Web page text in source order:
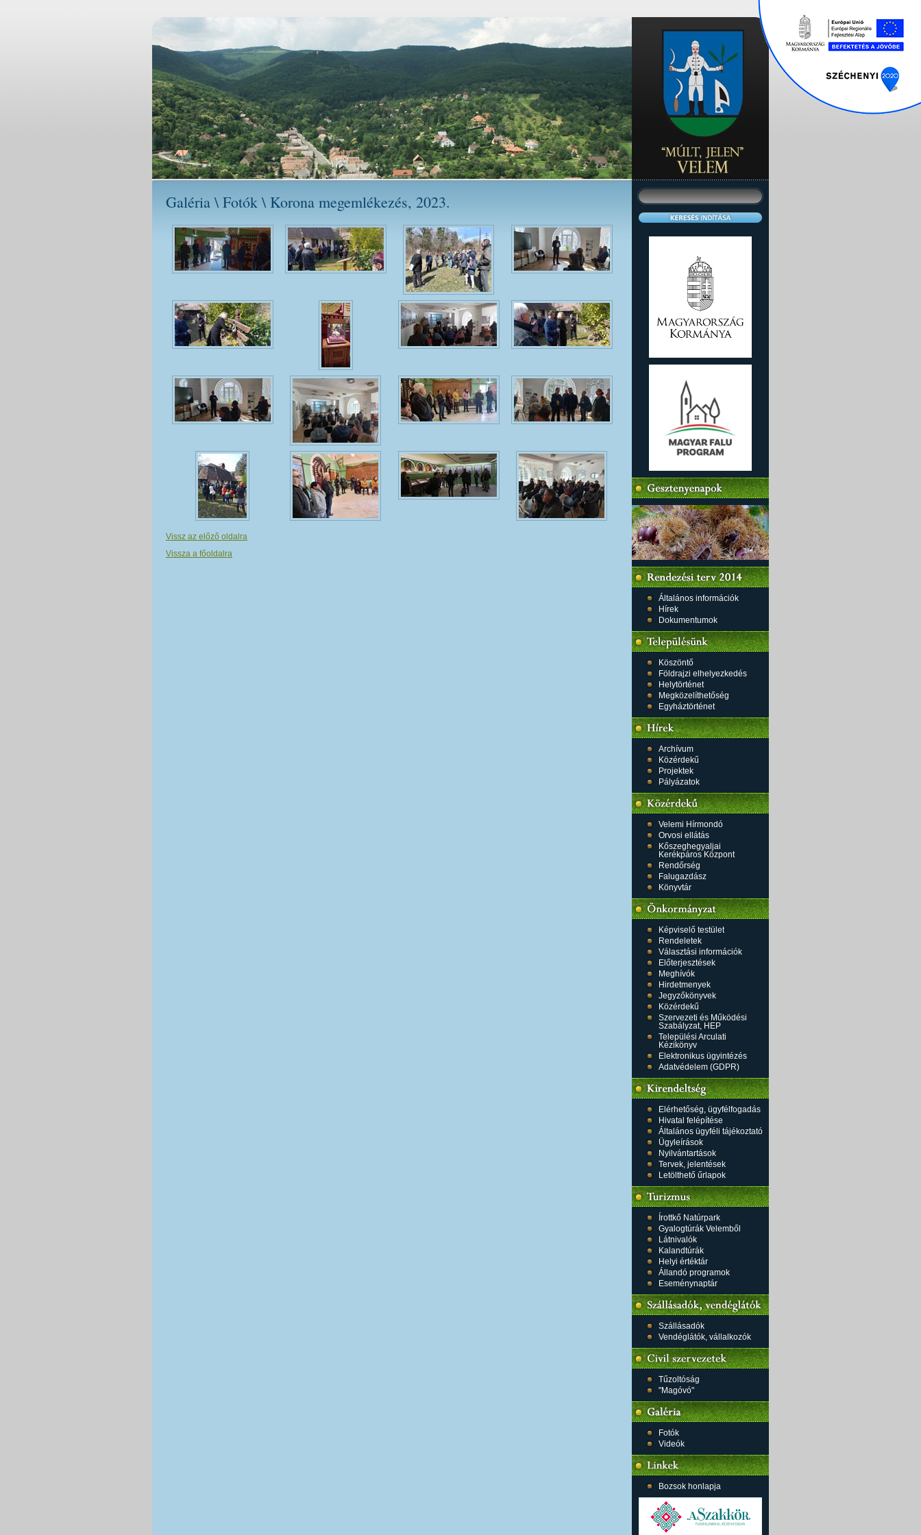
Galéria \ Fotók \ Korona megemlékezés, 2023.
Vissz az előző oldalra
Vissza a főoldalra
Általános információk
Hírek
Dokumentumok
Köszöntő
Földrajzi elhelyezkedés
Helytörténet
Megközelíthetőség
Egyháztörténet
Archívum
Közérdekű
Projektek
Pályázatok
Velemi Hírmondó
Orvosi ellátás
Kőszeghegyaljai
Kerékpáros Központ
Rendőrség
Falugazdász
Könyvtár
Képviselő testület
Rendeletek
Választási információk
Előterjesztések
Meghívók
Hirdetmenyek
Jegyzőkönyvek
Közérdekű
Szervezeti és Működési
Szabályzat, HEP
Települési Arculati
Kézikönyv
Elektronikus ügyintézés
Adatvédelem (GDPR)
Elérhetőség, ügyfélfogadás
Hivatal felépítése
Általános ügyféli tájékoztató
Ügyleírások
Nyilvántartások
Tervek, jelentések
Letölthető űrlapok
Írottkő Natúrpark
Gyalogtúrák Velemből
Látnivalók
Kalandtúrák
Helyi értéktár
Állandó programok
Eseménynaptár
Szállásadók
Vendéglátók, vállalkozók
Tűzoltóság
"Magóvó"
Fotók
Videók
Bozsok honlapja